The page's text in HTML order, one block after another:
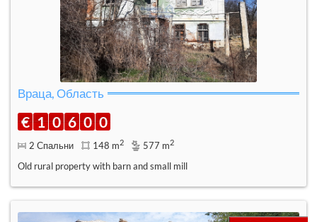
Враца, Область
€ 1 0 6 0 0
2 Спальни 148 m2 577 m2
Old rural property with barn and small mill